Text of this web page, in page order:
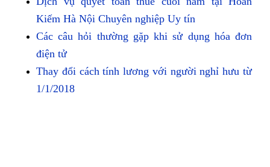
Kiếm Hà Nội Chuyên nghiệp Uy tín
Các câu hỏi thường gặp khi sử dụng hóa đơn
điện tử
Thay đổi cách tính lương với người nghỉ hưu từ
1/1/2018